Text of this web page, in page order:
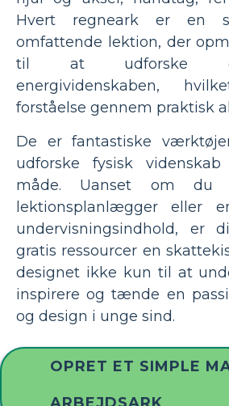
Hvert regneark er en
omfattende lektion, der
til at udforske
energividenskaben,
forståelse gennem praktisk
De er fantastiske
udforske fysisk
måde. Uanset om du
lektionsplanlægger eller
undervisningsindhold, er
gratis ressourcer en
designet ikke kun til at
inspirere og tænde en
og design i unge sind.
OPRET ET SIMPLE